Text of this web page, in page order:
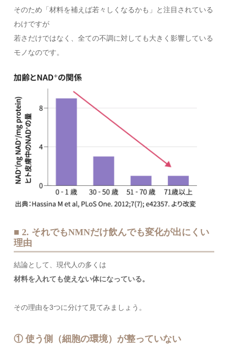
そのため「材料を補えば若々しくなるかも」と注目されている
わけですが
若さだけではなく、全ての不調に対しても大きく影響している
モノなのです。
■ 2. それでもNMNだけ飲んでも変化が出にくい
理由
結論として、現代人の多くは
材料を入れても使えない体になっている。
その理由を3つに分けて見てみましょう。
① 使う側（細胞の環境）が整っていない